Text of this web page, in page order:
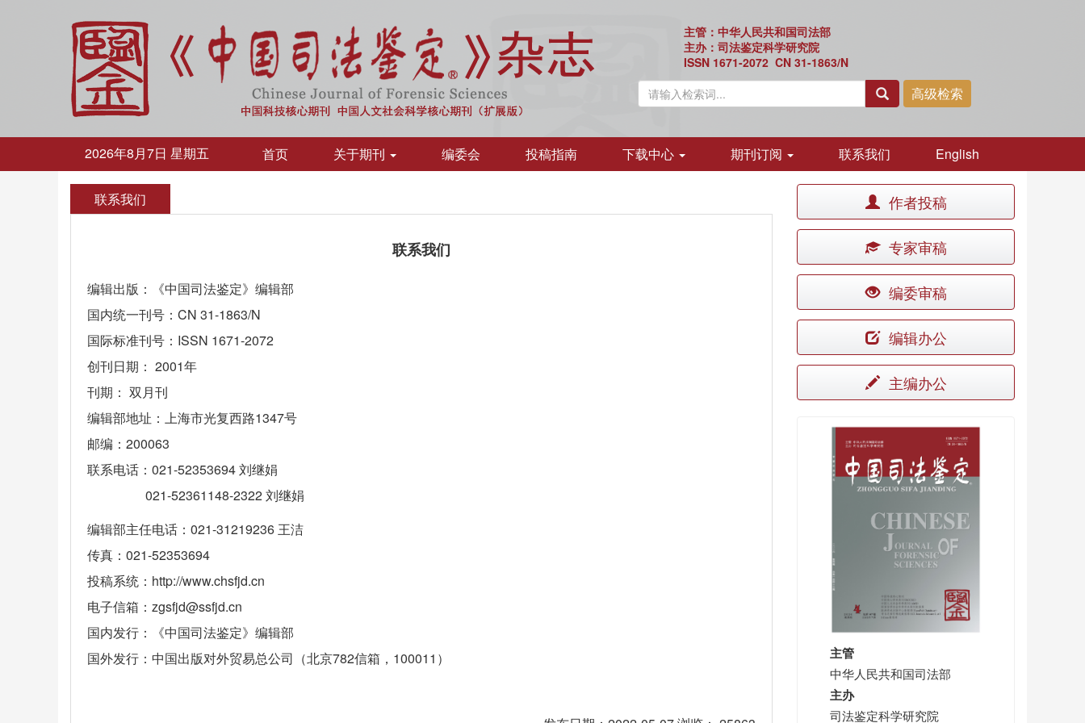
主管：中华人民共和国司法部
主办：司法鉴定科学研究院
ISSN 1671-2072 CN 31-1863/N
2026年8月7日 星期五 首页 关于期刊 编委会 投稿指南 下载中心 期刊订阅 联系我们 English
联系我们
联系我们
编辑出版：《中国司法鉴定》编辑部
国内统一刊号：CN 31-1863/N
国际标准刊号：ISSN 1671-2072
创刊日期： 2001年
刊期： 双月刊
编辑部地址：上海市光复西路1347号
邮编：200063
联系电话：021-52353694 刘继娟
021-52361148-2322刘继娟
编辑部主任电话：021-31219236 王洁
传真：021-52353694
投稿系统：http://www.chsfjd.cn
电子信箱：zgsfjd@ssfjd.cn
国内发行：《中国司法鉴定》编辑部
国外发行：中国出版对外贸易总公司（北京782信箱，100011）
作者投稿
专家审稿
编委审稿
编辑办公
主编办公
主管
中华人民共和国司法部
主办
司法鉴定科学研究院